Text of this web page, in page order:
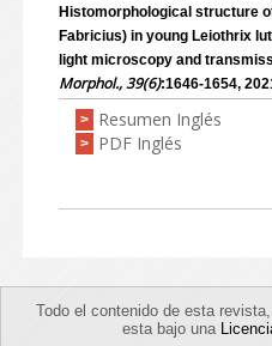
Histomorphological structure
Fabricius) in young Leiothrix
light microscopy and
Morphol., 39(6):1646-1654,
> Resumen Inglés
> PDF Inglés
Todo el contenido de esta
esta bajo una